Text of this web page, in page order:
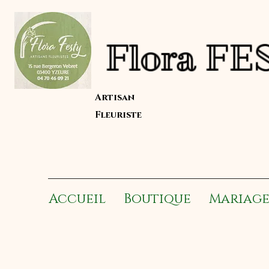
Flora
Artisan
Fleuriste
Accueil Boutique Mariage